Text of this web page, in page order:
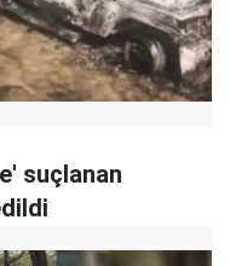
suçlanan